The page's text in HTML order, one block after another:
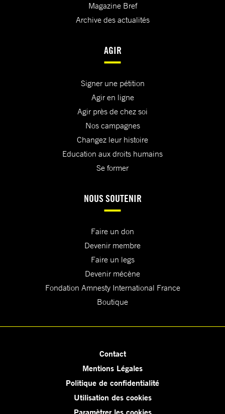
Magazine Bref
Archive des actualités
AGIR
Signer une pétition
Agir en ligne
Agir près de chez soi
Nos campagnes
Changez leur histoire
Education aux droits humains
Se former
NOUS SOUTENIR
Faire un don
Devenir membre
Faire un legs
Devenir mécène
Fondation Amnesty International France
Boutique
Contact
Mentions Légales
Politique de confidentialité
Utilisation des cookies
Paramètrer les cookies